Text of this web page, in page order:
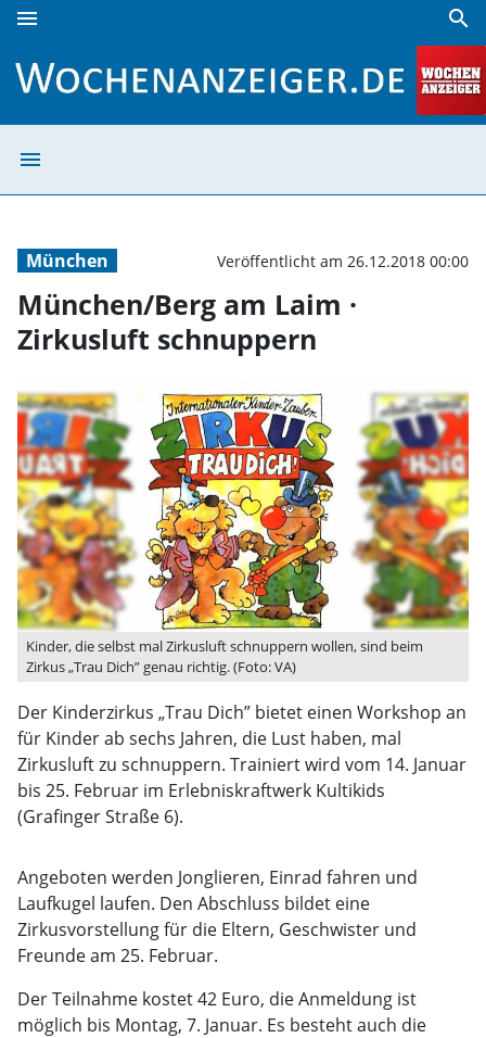
menu search
menu
München Veröffentlicht am 26.12.2018 00:00
München/Berg am Laim ·
Zirkusluft schnuppern
Kinder, die selbst mal Zirkusluft schnuppern wollen, sind beim
Zirkus „Trau Dich” genau richtig. (Foto: VA)
Der Kinderzirkus „Trau Dich” bietet einen Workshop an
für Kinder ab sechs Jahren, die Lust haben, mal
Zirkusluft zu schnuppern. Trainiert wird vom 14. Januar
bis 25. Februar im Erlebniskraftwerk Kultikids
(Grafinger Straße 6).
Angeboten werden Jonglieren, Einrad fahren und
Laufkugel laufen. Den Abschluss bildet eine
Zirkusvorstellung für die Eltern, Geschwister und
Freunde am 25. Februar.
Der Teilnahme kostet 42 Euro, die Anmeldung ist
möglich bis Montag, 7. Januar. Es besteht auch die